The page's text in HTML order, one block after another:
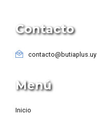
Contacto
contacto@butiaplus.uy
Menú
Inicio